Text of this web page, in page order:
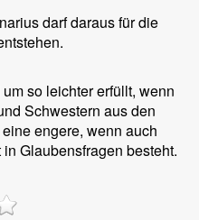
darf daraus für die
so leichter erfüllt, wenn
Schwestern aus den
engere, wenn auch
Glaubensfragen besteht.